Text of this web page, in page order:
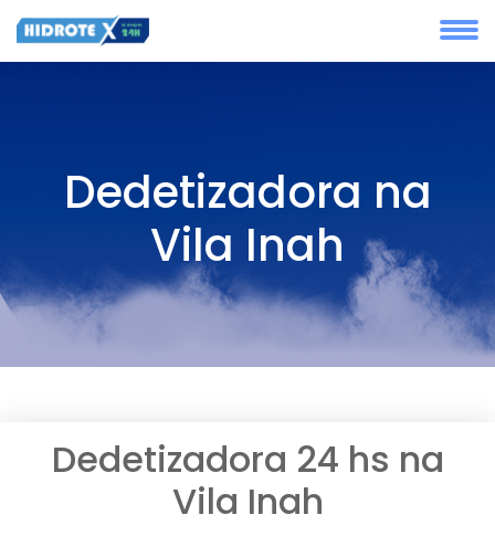
Dedetizadora na
Vila Inah
Dedetizadora 24 hs na
Vila Inah